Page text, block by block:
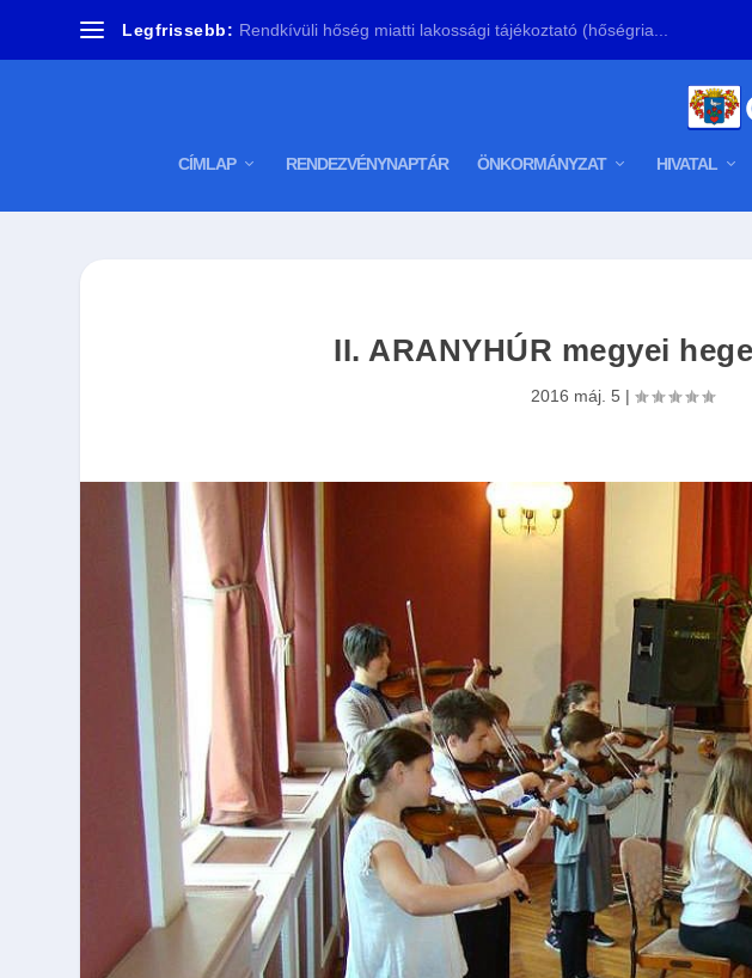
Legfrissebb: Rendkívüli hőség miatti lakossági tájékoztató (hőségria...
CÍMLAP RENDEZVÉNYNAPTÁR ÖNKORMÁNYZAT HIVATAL
II. ARANYHÚR megyei
2016 máj. 5 |